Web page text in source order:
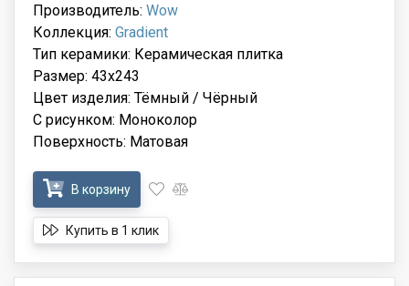
Производитель: Wow
Коллекция: Gradient
Тип керамики: Керамическая плитка
Размер: 43x243
Цвет изделия: Тёмный / Чёрный
С рисунком: Моноколор
Поверхность: Матовая
В корзину
Купить в 1 клик